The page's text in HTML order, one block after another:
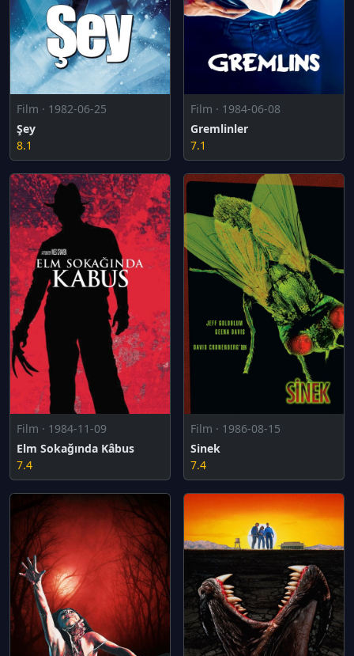
Film · 1982-06-25
Şey
8.1
Film · 1984-06-08
Gremlinler
7.1
Film · 1984-11-09
Elm Sokağında Kâbus
7.4
Film · 1986-08-15
Sinek
7.4